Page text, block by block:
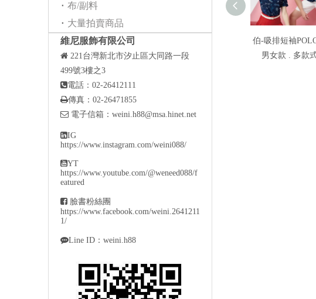
布/副料
大量拍賣商品
維尼服飾有限公司
 221台灣新北市汐止區大同路一段
499號3樓之3
電話：02-26412111
傳真：02-26471855
 電子信箱： weini.h88@msa.hinet.net
IG
https://www.instagram.com/weini088/
YT
https://www.youtube.com/@weneed088/f
eatured
 臉書粉絲團
https://www.facebook.com/weini.2641211
1/
Line ID：weini.h88
伯-吸排短袖
男女款 . 多款